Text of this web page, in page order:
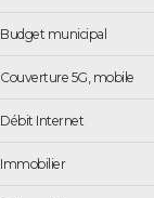
Budget municipal
Couverture 5G, mobile
Débit Internet
Immobilier